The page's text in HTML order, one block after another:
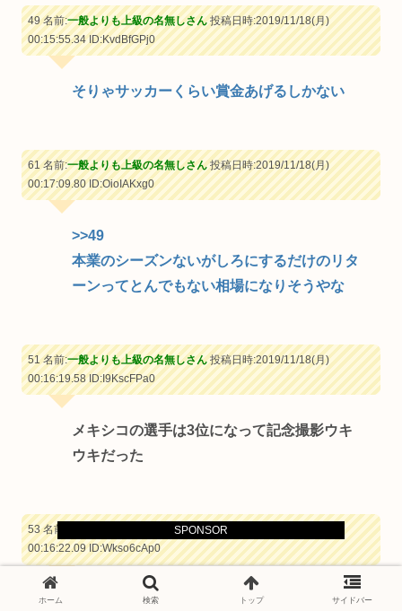
SPONSOR
49 名前:一般よりも上級の名無しさん投稿日時:2019/11/18(月)
00:15:55.34ID:KvdBfGPj0
そりゃサッカーくらい賞金あげるしかない
61 名前:一般よりも上級の名無しさん投稿日時:2019/11/18(月)
00:17:09.80ID:OioIAKxg0
>>49
本業のシーズンないがしろにするだけのリタ
ーンってとんでもない相場になりそうやな
51 名前:一般よりも上級の名無しさん投稿日時:2019/11/18(月)
00:16:19.58ID:I9KscFPa0
メキシコの選手は3位になって記念撮影ウキ
ウキだった
53 名前: 一般よりも上級の名無しさん投稿日時:2019/11/18(月)
00:16:22.09ID:Wkso6cAp0
選手の笑顔が見れるなら、それだけで価値が
ホーム 検索 トップ サイドバー